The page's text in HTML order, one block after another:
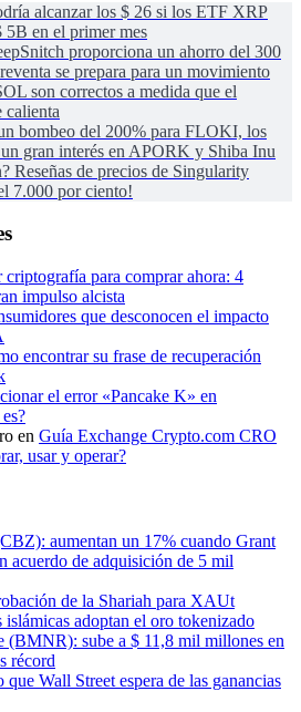
alcanzar los $ 26 si los ETF XRP
5B en el primer mes
proporciona un ahorro del 300
se prepara para un movimiento
son correctos a medida que el
calienta
bombeo del 200% para FLOKI, los
gran interés en APORK y Shiba Inu
Reseñas de precios de Singularity
7.000 por ciento!
criptografía para comprar ahora: 4
impulso alcista
que desconocen el impacto
encontrar su frase de recuperación
el error «Pancake K» en
en Guía Exchange Crypto.com CRO
usar y operar?
aumentan un 17% cuando Grant
acuerdo de adquisición de 5 mil
de la Shariah para XAUt
islámicas adoptan el oro tokenizado
(BMNR): sube a $ 11,8 mil millones en
récord
Wall Street espera de las ganancias